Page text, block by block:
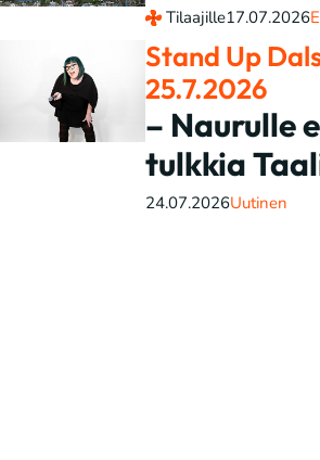
Tilaajille17.07.2026
Stand Up
25.7.2026
– Naurulle
tulkkia
24.07.2026Uutinen